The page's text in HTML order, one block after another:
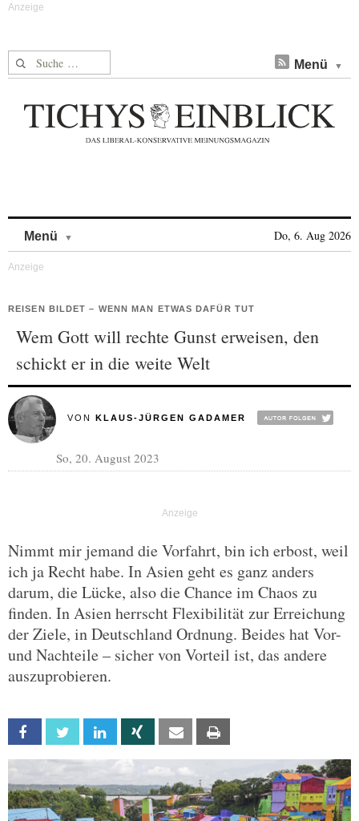
Suche nach: Menü
Menü Do, 6. Aug 2026
REISEN BILDET – WENN MAN ETWAS DAFÜR TUT
Wem Gott will rechte Gunst erweisen, den
schickt er in die weite Welt
VON KLAUS-JÜRGEN GADAMER
So, 20. August 2023
Nimmt mir jemand die Vorfahrt, bin ich erbost, weil
ich ja Recht habe. In Asien geht es ganz anders
darum, die Lücke, also die Chance im Chaos zu
finden. In Asien herrscht Flexibilität zur Erreichung
der Ziele, in Deutschland Ordnung. Beides hat Vor-
und Nachteile – sicher von Vorteil ist, das andere
auszuprobieren.
Facebook Twitter Linkedin Xing Email